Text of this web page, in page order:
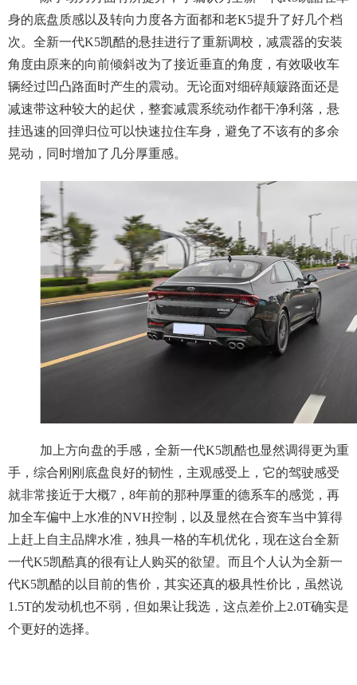
身的底盘质感以及转向力度各方面都和老K5提升了好几个档
次。全新一代K5凯酷的悬挂进行了重新调校，减震器的安装
角度由原来的向前倾斜改为了接近垂直的角度，有效吸收车
辆经过凹凸路面时产生的震动。无论面对细碎颠簸路面还是
减速带这种较大的起伏，整套减震系统动作都干净利落，悬
挂迅速的回弹归位可以快速拉住车身，避免了不该有的多余
晃动，同时增加了几分厚重感。
加上方向盘的手感，全新一代K5凯酷也显然调得更为重
手，综合刚刚底盘良好的韧性，主观感受上，它的驾驶感受
就非常接近于大概7，8年前的那种厚重的德系车的感觉，再
加全车偏中上水准的NVH控制，以及显然在合资车当中算得
上赶上自主品牌水准，独具一格的车机优化，现在这台全新
一代K5凯酷真的很有让人购买的欲望。而且个人认为全新一
代K5凯酷的以目前的售价，其实还真的极具性价比，虽然说
1.5T的发动机也不弱，但如果让我选，这点差价上2.0T确实是
个更好的选择。